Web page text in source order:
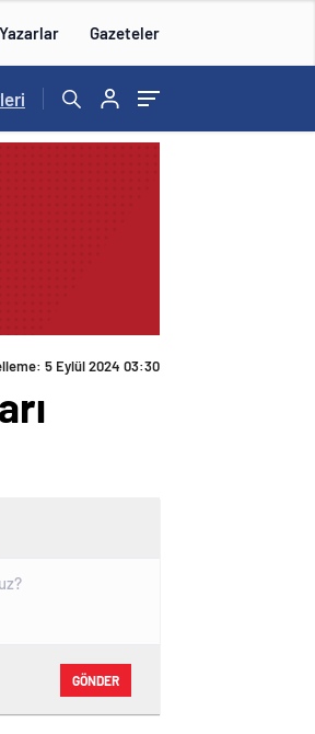
Yazarlar Gazeteler
5 Eylül 2024 03:30
GÖNDER